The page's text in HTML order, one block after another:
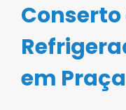
Conserto
em